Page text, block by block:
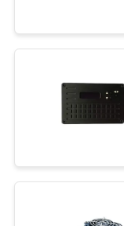
নিয়ন্ত্রণ
যোগাযোগ
একটি